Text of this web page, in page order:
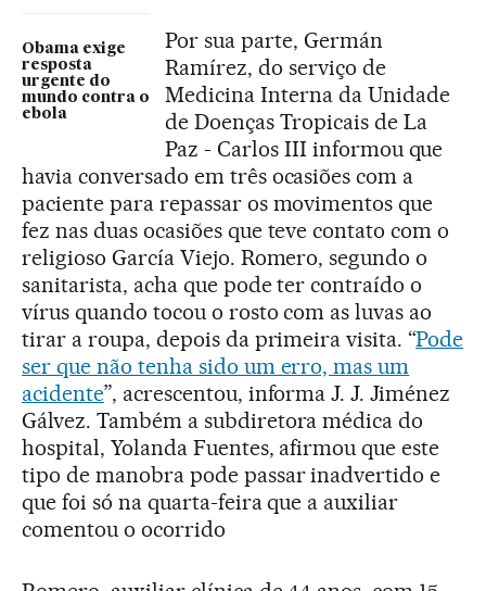
Obama exige
resposta
urgente do
mundo contra o
ebola
Por sua parte, Germán
Ramírez, do serviço de
Medicina Interna da Unidade
de Doenças Tropicais de La
Paz - Carlos III informou que
havia conversado em três ocasiões com a
paciente para repassar os movimentos que
fez nas duas ocasiões que teve contato com o
religioso García Viejo. Romero, segundo o
sanitarista, acha que pode ter contraído o
vírus quando tocou o rosto com as luvas ao
tirar a roupa, depois da primeira visita. “Pode
ser que não tenha sido um erro, mas um
acidente”, acrescentou, informa J. J. Jiménez
Gálvez. Também a subdiretora médica do
hospital, Yolanda Fuentes, afirmou que este
tipo de manobra pode passar inadvertido e
que foi só na quarta-feira que a auxiliar
comentou o ocorrido